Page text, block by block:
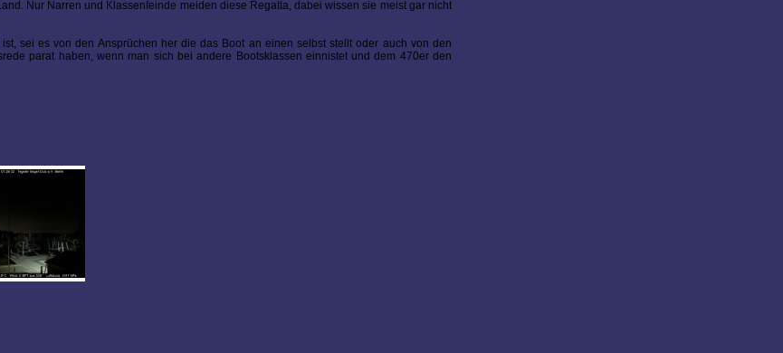
Nur Narren und Klassenfeinde meiden diese Regatta, dabei wissen sie meist gar nicht
sei es von den Ansprüchen her die das Boot an einen selbst stellt oder auch von den
parat haben, wenn man sich bei andere Bootsklassen einnistet und dem 470er den